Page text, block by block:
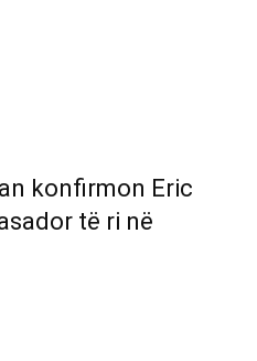
konfirmon Eric
të ri në